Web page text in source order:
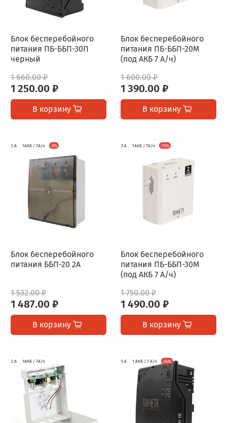
Блок бесперебойного
питания ПБ-ББП-30П
черный
1 660.00 ₽
1 250.00 ₽
В корзину
Блок бесперебойного
питания ПБ-ББП-20М
(под АКБ 7 А/ч)
1 600.00 ₽
1 390.00 ₽
В корзину
2 А 1АКБ / 7А/ч -3%
Блок бесперебойного
питания ББП-20 2А
1 532.00 ₽
1 487.00 ₽
В корзину
3 А 1АКБ / 7А/ч -15%
Блок бесперебойного
питания ПБ-ББП-30М
(под АКБ 7 А/ч)
1 750.00 ₽
1 490.00 ₽
В корзину
2 А 1АКБ / 7А/ч 5 А 1 АКБ / 7 А/ч -24%